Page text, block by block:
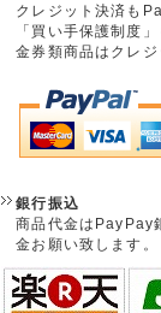
クレジット決済も
「買い手保護制度
金券類商品はクレジ
銀行振込
商品代金はPayPay
金お願い致します。